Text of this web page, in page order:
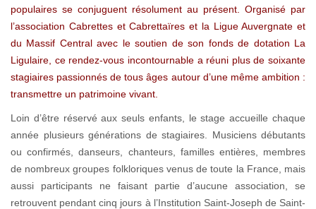
populaires se conjuguent résolument au présent. Organisé par
l’association Cabrettes et Cabrettaïres et la Ligue Auvergnate et
du Massif Central avec le soutien de son fonds de dotation La
Ligulaire, ce rendez-vous incontournable a réuni plus de soixante
stagiaires passionnés de tous âges autour d’une même ambition :
transmettre un patrimoine vivant.
Loin d’être réservé aux seuls enfants, le stage accueille chaque
année plusieurs générations de stagiaires. Musiciens débutants
ou confirmés, danseurs, chanteurs, familles entières, membres
de nombreux groupes folkloriques venus de toute la France, mais
aussi participants ne faisant partie d’aucune association, se
retrouvent pendant cinq jours à l’Institution Saint-Joseph de Saint-